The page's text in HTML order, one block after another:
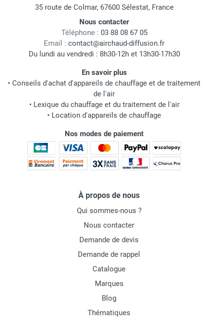
35 route de Colmar, 67600 Sélestat, France
Nous contacter
Téléphone : 03 88 08 67 05
Email : contact@airchaud-diffusion.fr
Du lundi au vendredi : 8h30-12h et 13h30-17h30
En savoir plus
• Conseils d'achat d'appareils de chauffage et de traitement
de l'air
• Lexique du chauffage et du traitement de l'air
• Location d'appareils de chauffage
Nos modes de paiement
À propos de nous
Qui sommes-nous ?
Nous contacter
Demande de devis
Demande de rappel
Catalogue
Marques
Blog
Thématiques